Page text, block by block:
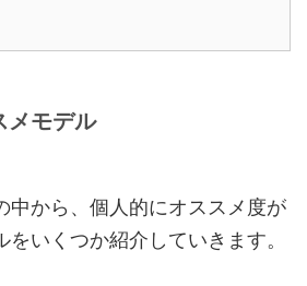
メモデル
中から、個人的にオススメ度が
いくつか紹介していきます。